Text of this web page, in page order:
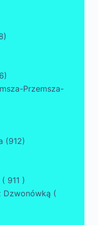
Przemsza-
(912)
911 )
Dzwonówką (